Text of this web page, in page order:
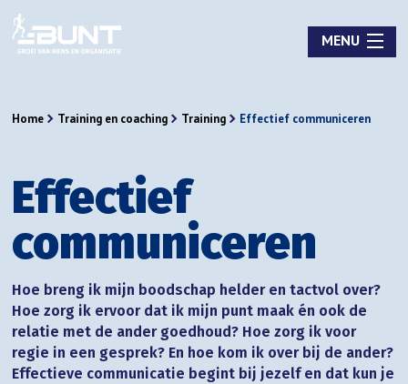
MENU
Home Training en coaching Training Effectief communiceren
Effectief
communiceren
Hoe breng ik mijn boodschap helder en tactvol over?
Hoe zorg ik ervoor dat ik mijn punt maak én ook de
relatie met de ander goedhoud? Hoe zorg ik voor
regie in een gesprek? En hoe kom ik over bij de ander?
Effectieve communicatie begint bij jezelf en dat kun je